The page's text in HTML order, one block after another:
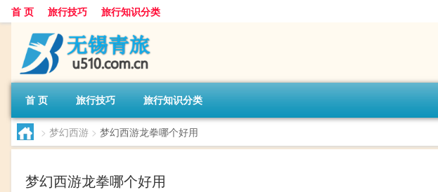
首 页 旅行技巧 旅行知识分类
首 页 旅行技巧 旅行知识分类
> 梦幻西游 > 梦幻西游龙拳哪个好用
梦幻西游龙拳哪个好用